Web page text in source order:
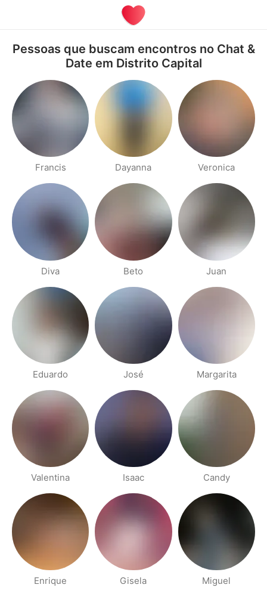
Pessoas que buscam encontros no Chat &
Date em Distrito Capital
Francis Dayanna Veronica
Diva Beto Juan
Eduardo José Margarita
Valentina Isaac Candy
Enrique Gisela Miguel